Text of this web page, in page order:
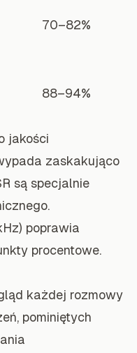
70–82%
88–94%
jakości
zaskakująco
są specjalnie
poprawia
procentowe.
każdej rozmowy
pominiętych